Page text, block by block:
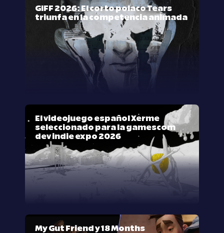
GIFF 2026: El corto polaco Tears
triunfa en la competencia animada
El videojuego español Xerme
seleccionado para la gamescom
dev indie expo 2026
My Gut Friend y 18 Months